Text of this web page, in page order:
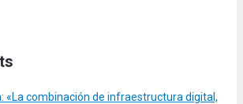
«La combinación de infraestructura digital,